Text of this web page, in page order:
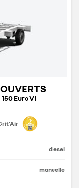
Euro VI
diesel
manuelle